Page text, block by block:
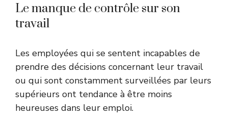
Le manque de contrôle sur son
travail
Les employées qui se sentent incapables de
prendre des décisions concernant leur travail
ou qui sont constamment surveillées par leurs
supérieurs ont tendance à être moins
heureuses dans leur emploi.